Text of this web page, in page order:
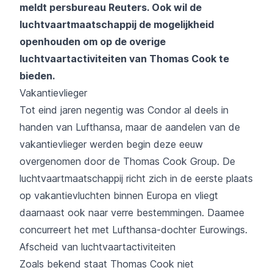
meldt persbureau Reuters. Ook wil de
luchtvaartmaatschappij de mogelijkheid
openhouden om op de overige
luchtvaartactiviteiten van Thomas Cook te
bieden.
Vakantievlieger
Tot eind jaren negentig was Condor al deels in
handen van Lufthansa, maar de aandelen van de
vakantievlieger werden begin deze eeuw
overgenomen door de Thomas Cook Group. De
luchtvaartmaatschappij richt zich in de eerste plaats
op vakantievluchten binnen Europa en vliegt
daarnaast ook naar verre bestemmingen. Daamee
concurreert het met Lufthansa-dochter Eurowings.
Afscheid van luchtvaartactiviteiten
Zoals bekend staat Thomas Cook niet